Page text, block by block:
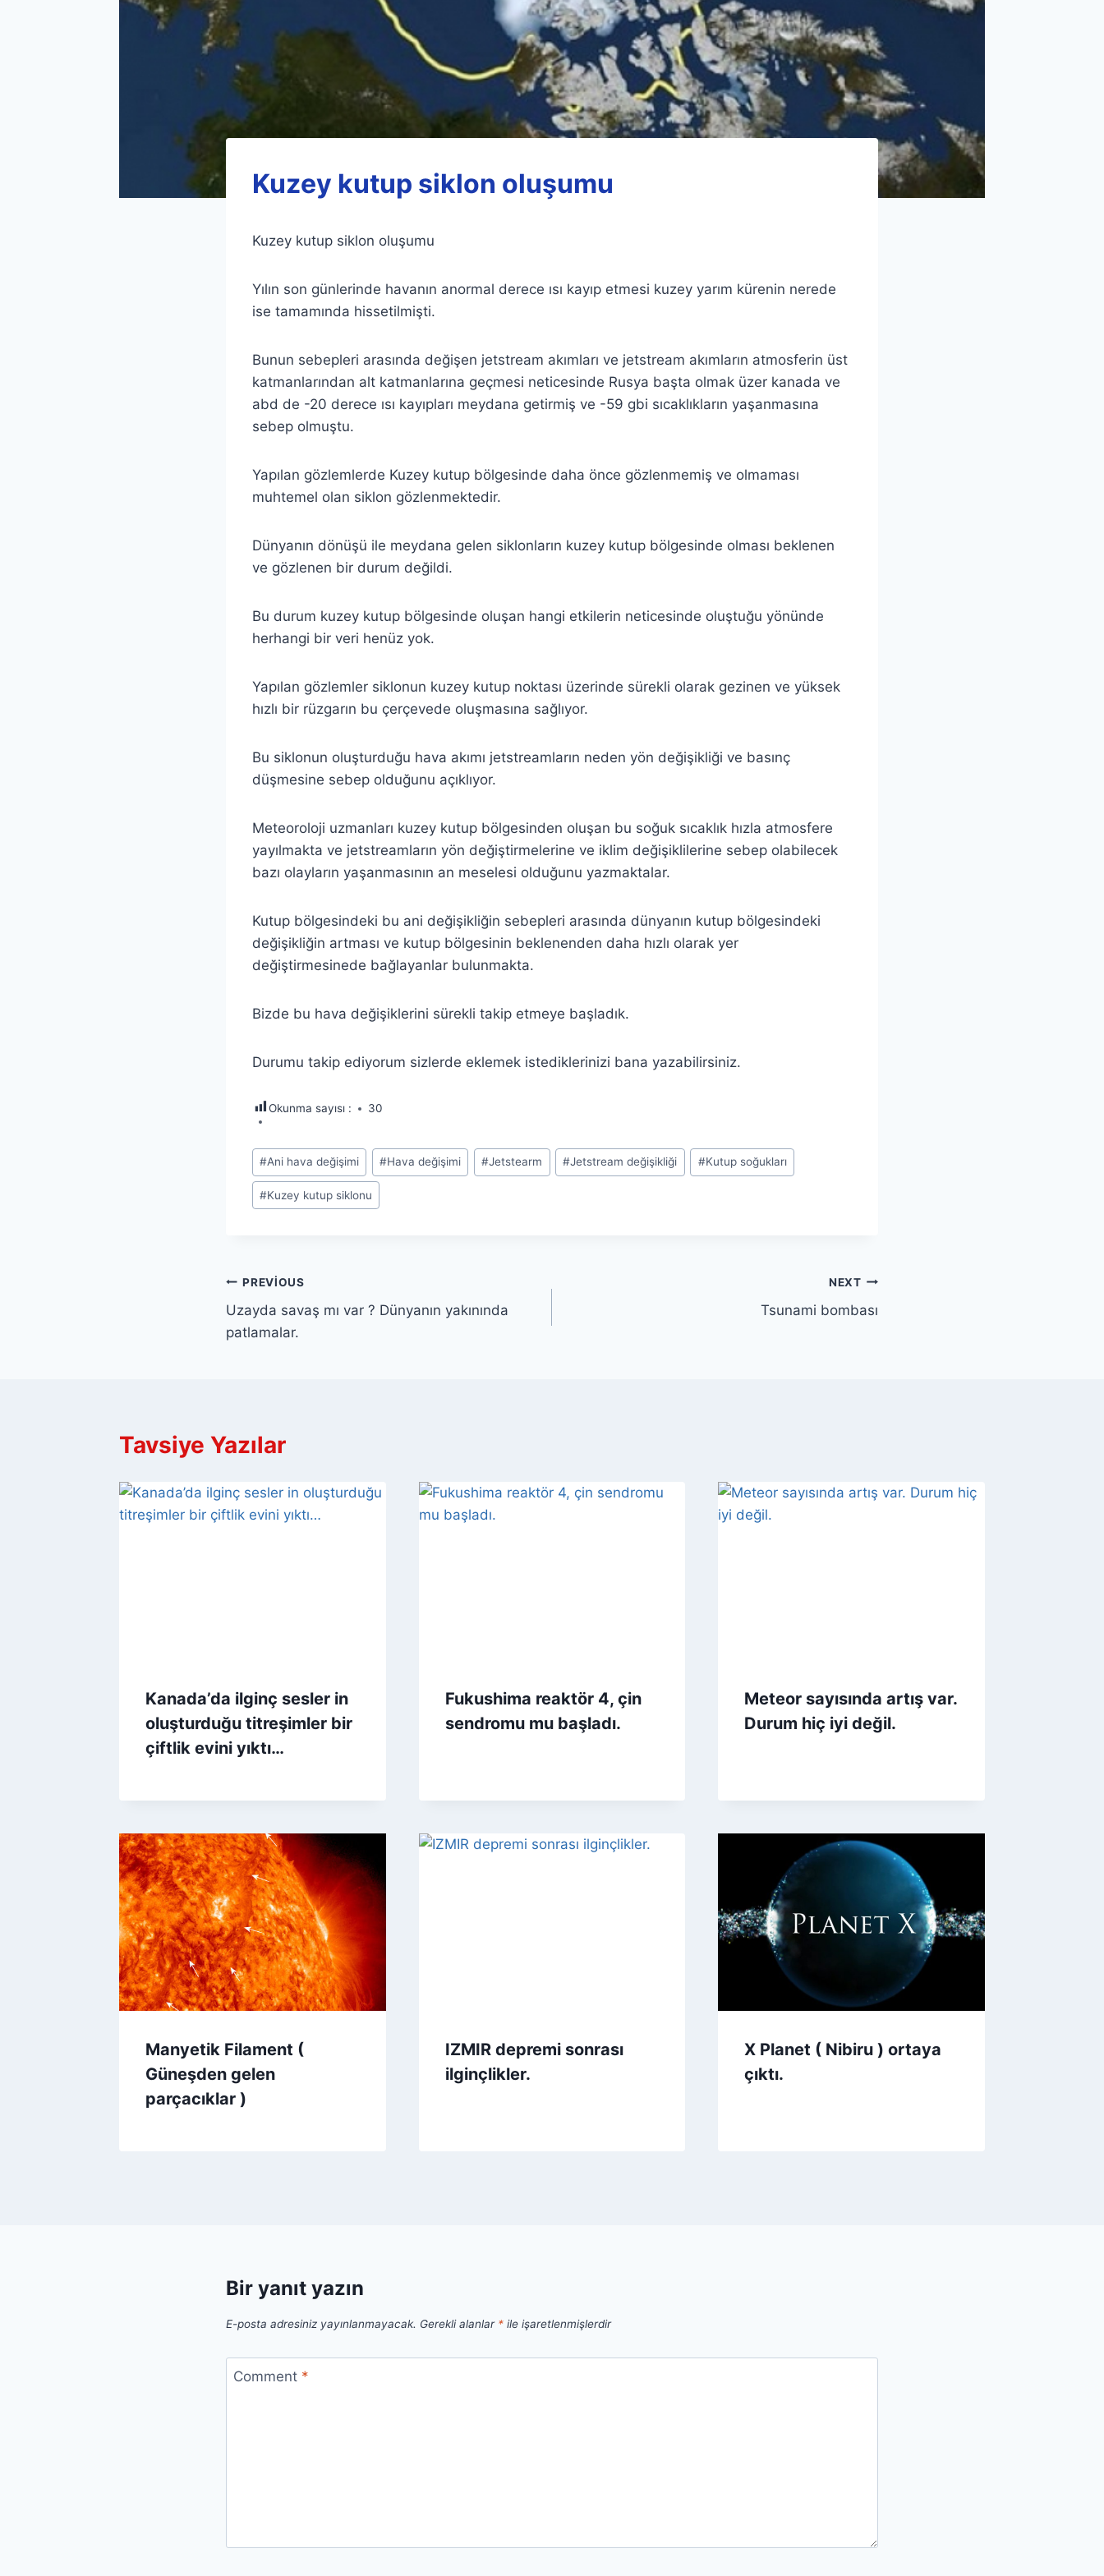
Kuzey kutup siklon oluşumu
Kuzey kutup siklon oluşumu
Yılın son günlerinde havanın anormal derece ısı kayıp etmesi kuzey yarım kürenin nerede
ise tamamında hissetilmişti.
Bunun sebepleri arasında değişen jetstream akımları ve jetstream akımların atmosferin üst
katmanlarından alt katmanlarına geçmesi neticesinde Rusya başta olmak üzer kanada ve
abd de -20 derece ısı kayıpları meydana getirmiş ve -59 gbi sıcaklıkların yaşanmasına
sebep olmuştu.
Yapılan gözlemlerde Kuzey kutup bölgesinde daha önce gözlenmemiş ve olmaması
muhtemel olan siklon gözlenmektedir.
Dünyanın dönüşü ile meydana gelen siklonların kuzey kutup bölgesinde olması beklenen
ve gözlenen bir durum değildi.
Bu durum kuzey kutup bölgesinde oluşan hangi etkilerin neticesinde oluştuğu yönünde
herhangi bir veri henüz yok.
Yapılan gözlemler siklonun kuzey kutup noktası üzerinde sürekli olarak gezinen ve yüksek
hızlı bir rüzgarın bu çerçevede oluşmasına sağlıyor.
Bu siklonun oluşturduğu hava akımı jetstreamların neden yön değişikliği ve basınç
düşmesine sebep olduğunu açıklıyor.
Meteoroloji uzmanları kuzey kutup bölgesinden oluşan bu soğuk sıcaklık hızla atmosfere
yayılmakta ve jetstreamların yön değiştirmelerine ve iklim değişiklilerine sebep olabilecek
bazı olayların yaşanmasının an meselesi olduğunu yazmaktalar.
Kutup bölgesindeki bu ani değişikliğin sebepleri arasında dünyanın kutup bölgesindeki
değişikliğin artması ve kutup bölgesinin beklenenden daha hızlı olarak yer
değiştirmesinede bağlayanlar bulunmakta.
Bizde bu hava değişiklerini sürekli takip etmeye başladık.
Durumu takip ediyorum sizlerde eklemek istediklerinizi bana yazabilirsiniz.
Okunma sayısı : 30
Post
Tags:
#Ani hava değişimi #Hava değişimi #Jetstearm #Jetstream değişikliği #Kutup soğukları
#Kuzey kutup siklonu
Yazı
gezinmesi
PREVIOUS
Uzayda savaş mı var ? Dünyanın yakınında
patlamalar.
NEXT
Tsunami bombası
Tavsiye Yazılar
Kanada’da ilginç sesler in
oluşturduğu titreşimler bir
çiftlik evini yıktı…
Fukushima reaktör 4, çin
sendromu mu başladı.
Meteor sayısında artış var.
Durum hiç iyi değil.
Manyetik Filament (
Güneşden gelen
parçacıklar )
IZMIR depremi sonrası
ilginçlikler.
X Planet ( Nibiru ) ortaya
çıktı.
Bir yanıt yazın
E-posta adresiniz yayınlanmayacak. Gerekli alanlar * ile işaretlenmişlerdir
Comment *